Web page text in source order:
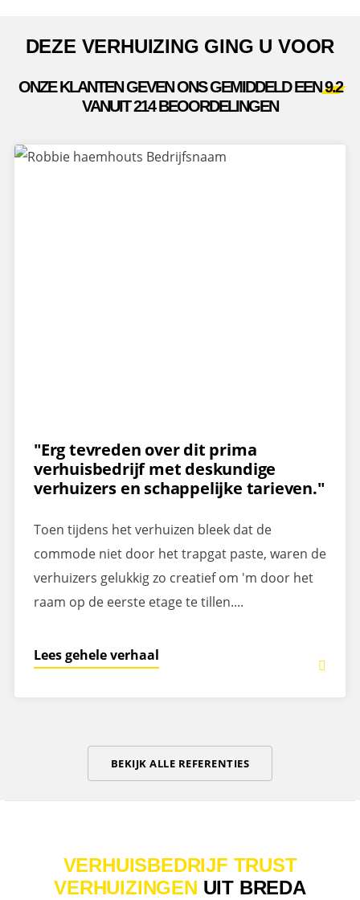
DEZE VERHUIZING GING U VOOR
ONZE KLANTEN GEVEN ONS GEMIDDELD EEN9.2
VANUIT 214 BEOORDELINGEN
"Erg tevreden over dit prima
verhuisbedrijf met deskundige
verhuizers en schappelijke tarieven."
Toen tijdens het verhuizen bleek dat de
commode niet door het trapgat paste, waren de
verhuizers gelukkig zo creatief om 'm door het
raam op de eerste etage te tillen....
Lees gehele verhaal
BEKIJK ALLE REFERENTIES
VERHUISBEDRIJF TRUST
VERHUIZINGEN UIT BREDA